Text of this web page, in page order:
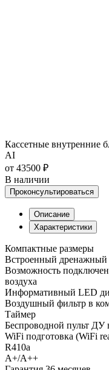
Кассетные внутренние
AI
от 43500 ₽
В наличии
Проконсультироваться
Описание
Характеристики
Компактные размеры
Встроенный дренажный
Возможность
воздуха
Информативный LED
Воздушный фильтр в
Таймер
Беспроводной пульт ДУ
WiFi подготовка (WiFi
R410a
A+/A++